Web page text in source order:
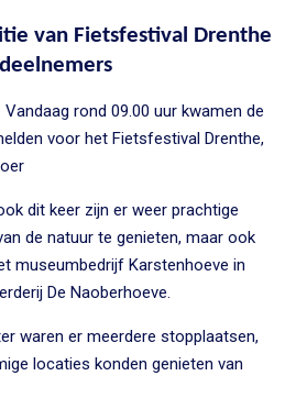
van Fietsfestival Drenthe
rond 09.00 uur kwamen de
voor het Fietsfestival Drenthe,
dit keer zijn er weer prachtige
de natuur te genieten, maar ook
museumbedrijf Karstenhoeve in
De Naoberhoeve.
waren er meerdere stopplaatsen,
locaties konden genieten van